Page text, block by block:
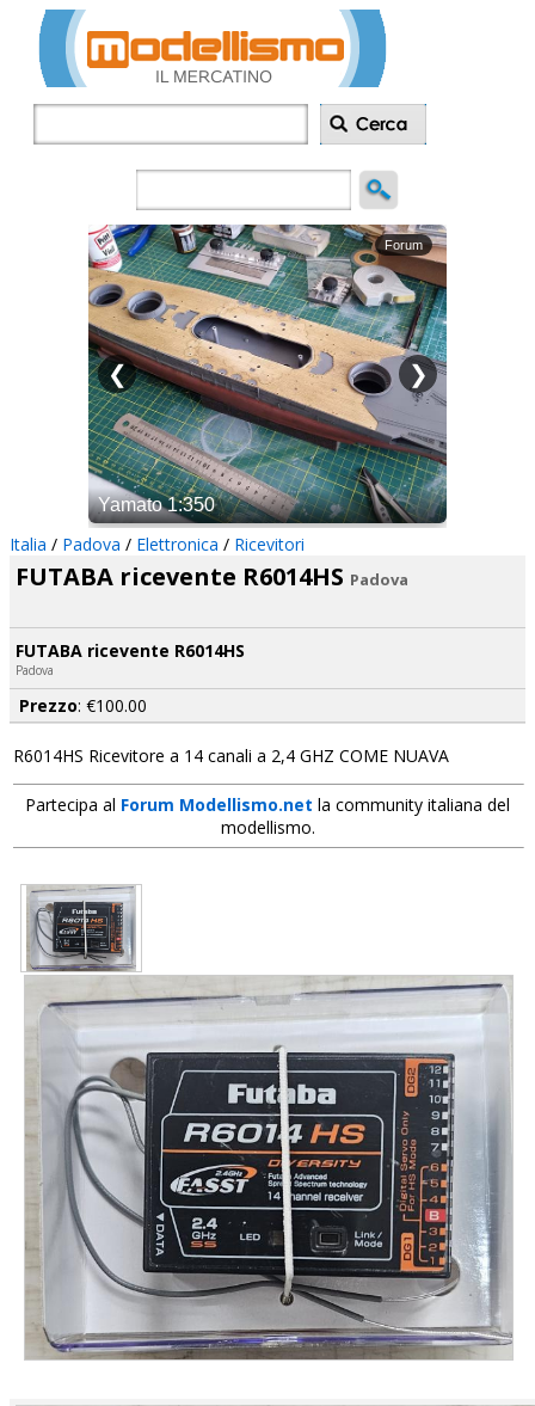
Italia / Padova / Elettronica / Ricevitori
FUTABA ricevente R6014HS Padova
FUTABA ricevente R6014HS
Padova
Prezzo: €100.00
R6014HS Ricevitore a 14 canali a 2,4 GHZ COME NUAVA
Partecipa al Forum Modellismo.net la community italiana del
modellismo.